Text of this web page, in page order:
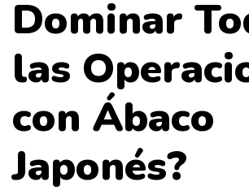
Dominar
las
con Ábaco
Japonés?